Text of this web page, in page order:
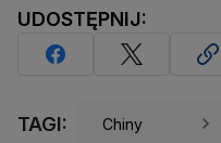
UDOSTĘPNIJ:
TAGI: Chiny